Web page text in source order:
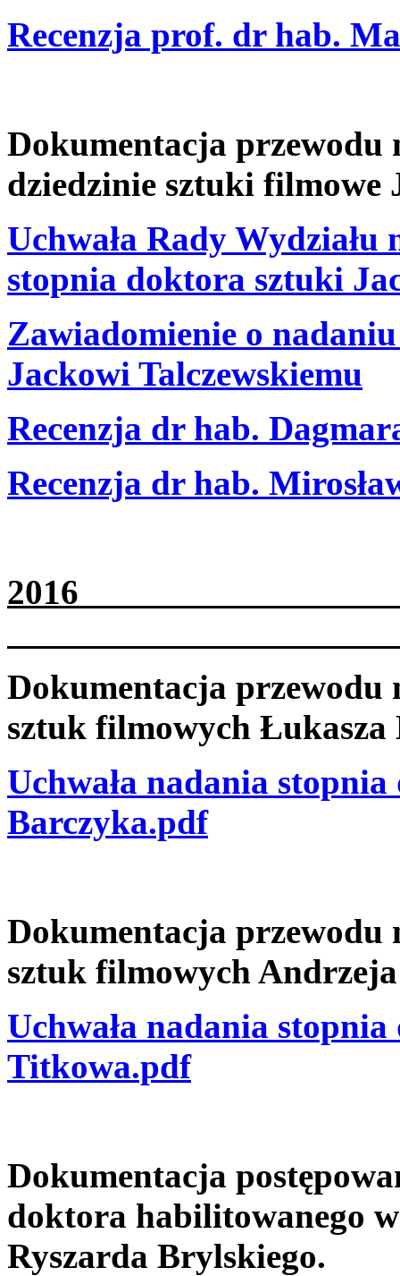
Recenzja prof. dr hab.
Dokumentacja
dziedzinie sztuki filmowe
Uchwała Rady
stopnia doktora sztuki
Zawiadomienie o
Jackowi Talczewskiemu
Recenzja dr hab.
Recenzja dr hab.
Dokumentacja przewodu
sztuk filmowych Łukasza
Uchwała nadania
Barczyka.pdf
Dokumentacja przewodu
sztuk filmowych
Uchwała nadania
Titkowa.pdf
Dokumentacja
doktora habilitowanego
Ryszarda Brylskiego.